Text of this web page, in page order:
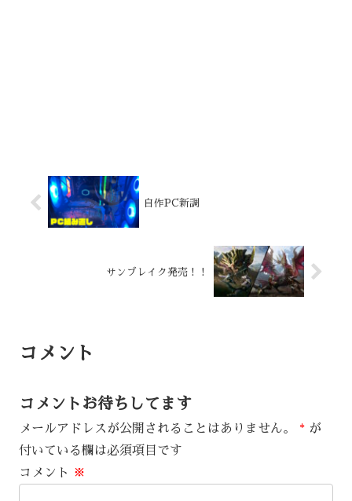
自作PC新調
サンブレイク発売！！
コメント
コメントお待ちしてます
メールアドレスが公開されることはありません。 * が
付いている欄は必須項目です
コメント
※